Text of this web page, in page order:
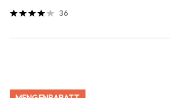
36